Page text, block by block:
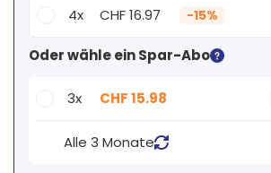
4x CHF 16.97 -15%
Dein persönlicher Rabatt
CHF 0.00
Oder wähle ein Spar-Abo
3x CHF 15.98
Alle 3 Monate